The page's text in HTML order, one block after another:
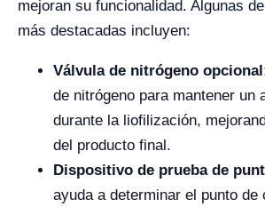
mejoran su funcionalidad. Algunas
más destacadas incluyen:
Válvula de nitrógeno
de nitrógeno para mantener un
durante la liofilización,
del producto final.
Dispositivo de prueba de
ayuda a determinar el punto de